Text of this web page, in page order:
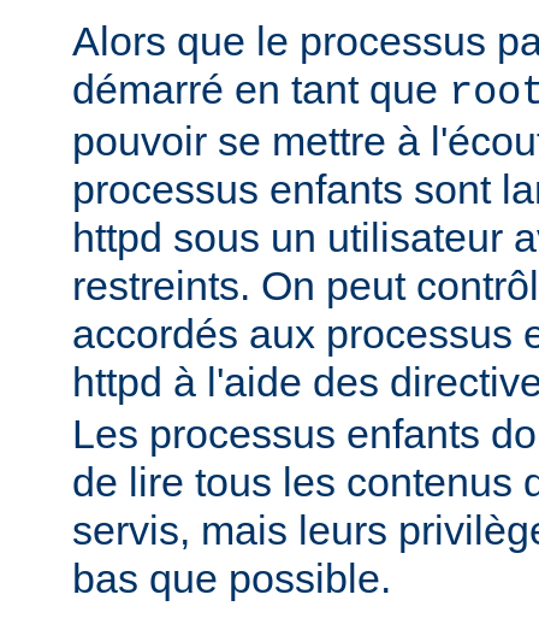
Alors que le processus
démarré en tant que
pouvoir se mettre à
processus enfants sont
httpd sous un utilisateur
restreints. On peut
accordés aux processus
httpd à l'aide des
Les processus enfants
de lire tous les contenus
servis, mais leurs
bas que possible.